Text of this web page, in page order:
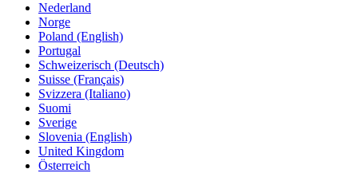
Nederland
Norge
Poland (English)
Portugal
Schweizerisch (Deutsch)
Suisse (Français)
Svizzera (Italiano)
Suomi
Sverige
Slovenia (English)
United Kingdom
Österreich